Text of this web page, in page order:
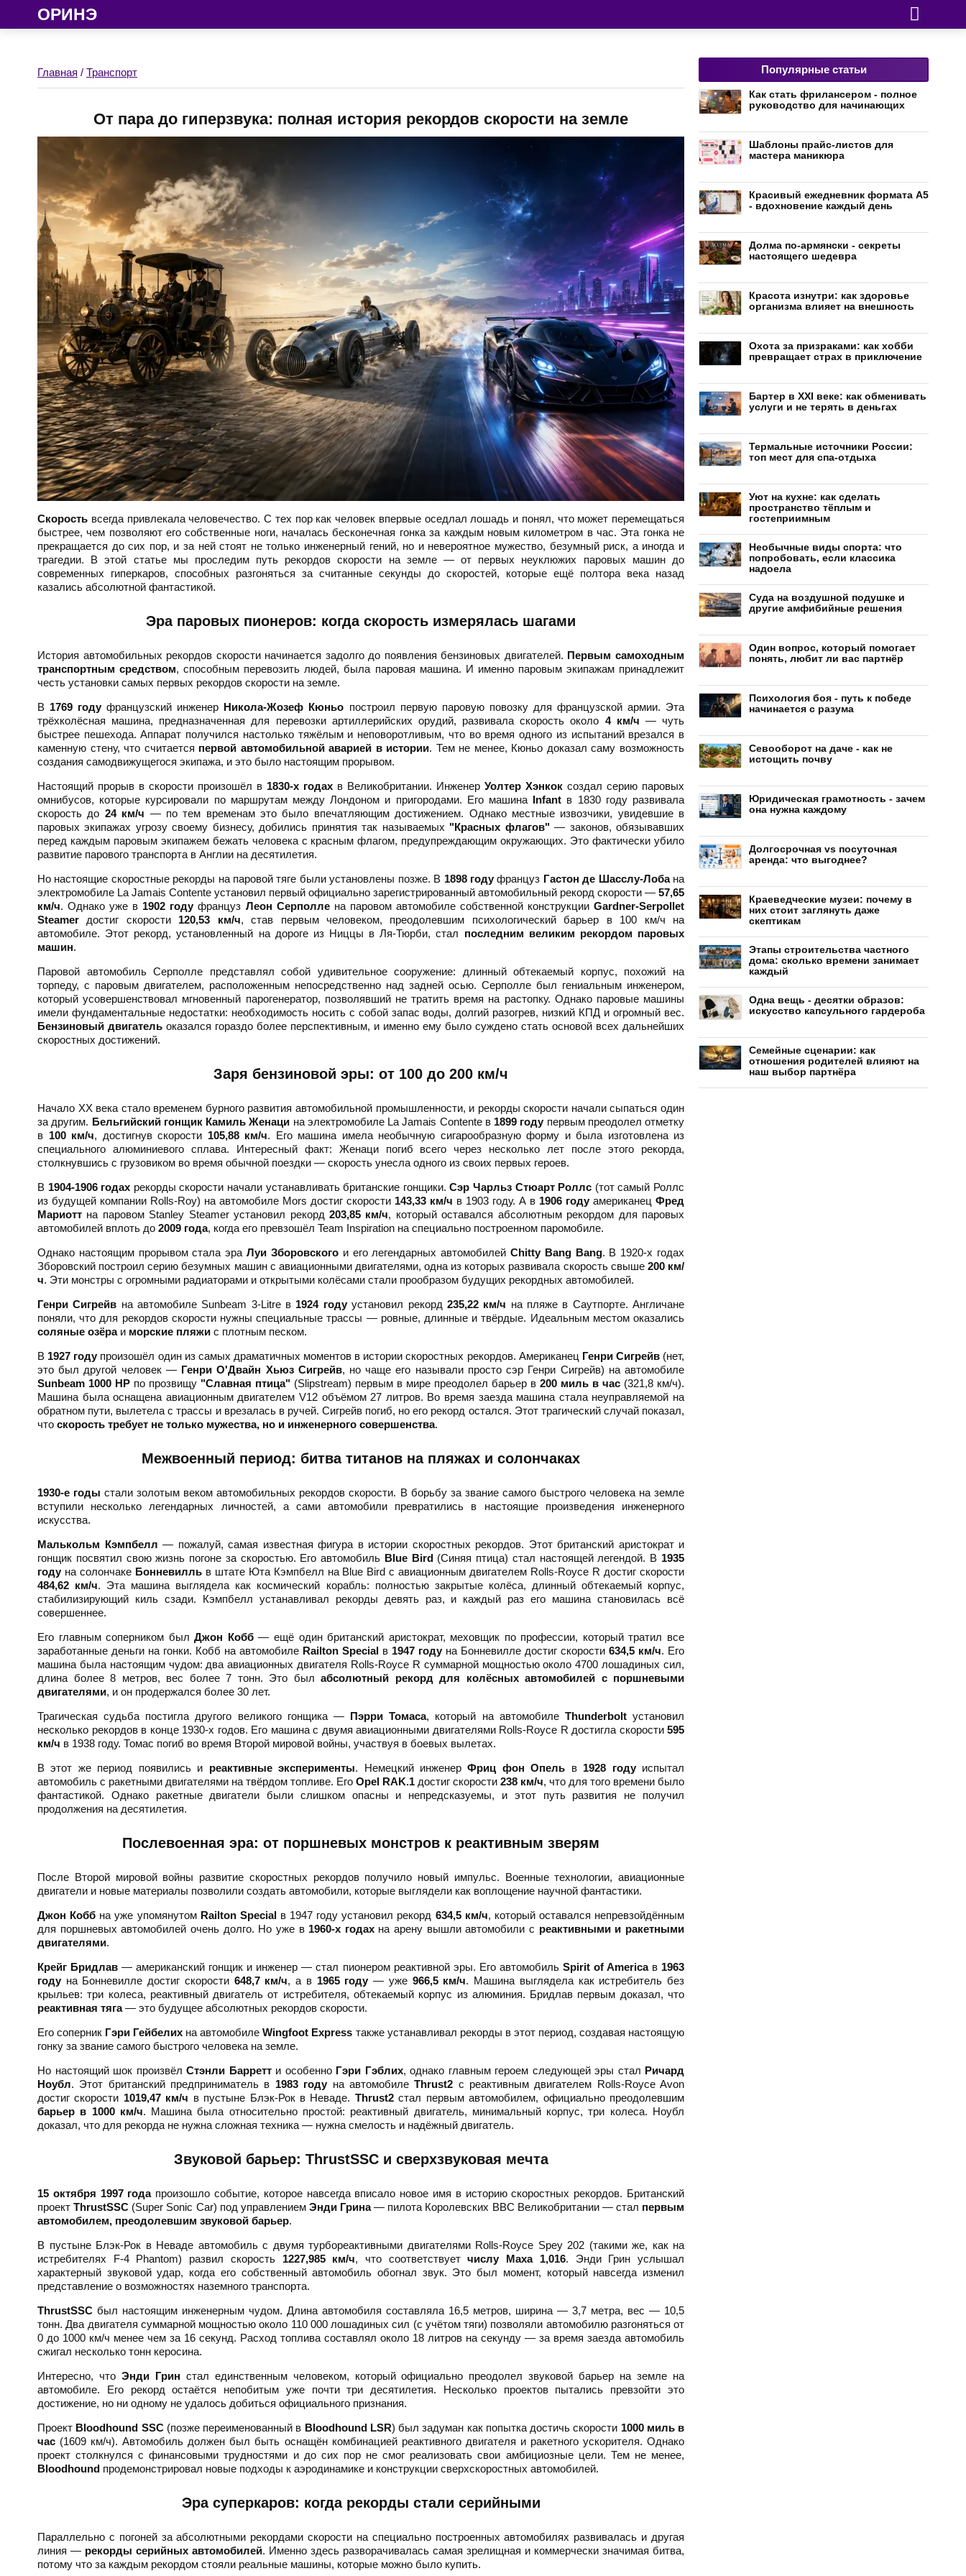
ОРИНЭ
Главная / Транспорт
От пара до гиперзвука: полная история рекордов скорости на земле
Скорость всегда привлекала человечество. С тех пор как человек впервые оседлал лошадь и понял, что может перемещаться
быстрее, чем позволяют его собственные ноги, началась бесконечная гонка за каждым новым километром в час. Эта гонка не
прекращается до сих пор, и за ней стоят не только инженерный гений, но и невероятное мужество, безумный риск, а иногда и
трагедии. В этой статье мы проследим путь рекордов скорости на земле — от первых неуклюжих паровых машин до
современных гиперкаров, способных разгоняться за считанные секунды до скоростей, которые ещё полтора века назад
казались абсолютной фантастикой.
Эра паровых пионеров: когда скорость измерялась шагами
История автомобильных рекордов скорости начинается задолго до появления бензиновых двигателей. Первым самоходным
транспортным средством, способным перевозить людей, была паровая машина. И именно паровым экипажам принадлежит
честь установки самых первых рекордов скорости на земле.
В 1769 году французский инженер Никола-Жозеф Кюньо построил первую паровую повозку для французской армии. Эта
трёхколёсная машина, предназначенная для перевозки артиллерийских орудий, развивала скорость около 4 км/ч — чуть
быстрее пешехода. Аппарат получился настолько тяжёлым и неповоротливым, что во время одного из испытаний врезался в
каменную стену, что считается первой автомобильной аварией в истории. Тем не менее, Кюньо доказал саму возможность
создания самодвижущегося экипажа, и это было настоящим прорывом.
Настоящий прорыв в скорости произошёл в 1830-х годах в Великобритании. Инженер Уолтер Хэнкок создал серию паровых
омнибусов, которые курсировали по маршрутам между Лондоном и пригородами. Его машина Infant в 1830 году развивала
скорость до 24 км/ч — по тем временам это было впечатляющим достижением. Однако местные извозчики, увидевшие в
паровых экипажах угрозу своему бизнесу, добились принятия так называемых "Красных флагов" — законов, обязывавших
перед каждым паровым экипажем бежать человека с красным флагом, предупреждающим окружающих. Это фактически убило
развитие парового транспорта в Англии на десятилетия.
Но настоящие скоростные рекорды на паровой тяге были установлены позже. В 1898 годуфранцуз Гастон де Шасслу-Лобана
электромобиле La Jamais Contente установил первый официально зарегистрированный автомобильный рекорд скорости — 57,65
км/ч. Однако уже в 1902 году француз Леон Серполлена паровом автомобиле собственной конструкцииGardner-Serpollet
Steamer достиг скорости 120,53 км/ч, став первым человеком, преодолевшим психологический барьер в 100 км/ч на
автомобиле. Этот рекорд, установленный на дороге из Ниццы в Ля-Тюрби, стал последним великим рекордом паровых
машин.
Паровой автомобиль Серполле представлял собой удивительное сооружение: длинный обтекаемый корпус, похожий на
торпеду, с паровым двигателем, расположенным непосредственно над задней осью. Серполле был гениальным инженером,
который усовершенствовал мгновенный парогенератор, позволявший не тратить время на растопку. Однако паровые машины
имели фундаментальные недостатки: необходимость носить с собой запас воды, долгий разогрев, низкий КПД и огромный вес.
Бензиновый двигатель оказался гораздо более перспективным, и именно ему было суждено стать основой всех дальнейших
скоростных достижений.
Заря бензиновой эры: от 100 до 200 км/ч
Начало XX века стало временем бурного развития автомобильной промышленности, и рекорды скорости начали сыпаться один
за другим. Бельгийский гонщик Камиль Женаци на электромобиле La Jamais Contente в 1899 году первым преодолел отметку
в 100 км/ч, достигнув скорости 105,88 км/ч. Его машина имела необычную сигарообразную форму и была изготовлена из
специального алюминиевого сплава. Интересный факт: Женаци погиб всего через несколько лет после этого рекорда,
столкнувшись с грузовиком во время обычной поездки — скорость унесла одного из своих первых героев.
В 1904-1906 годах рекорды скорости начали устанавливать британские гонщики.Сэр Чарльз Стюарт Роллс (тот самый Роллс
из будущей компании Rolls-Roy) на автомобиле Mors достиг скорости 143,33 км/ч в 1903 году. А в 1906 году американец Фред
Мариотт на паровом Stanley Steamer установил рекорд 203,85 км/ч, который оставался абсолютным рекордом для паровых
автомобилей вплоть до 2009 года, когда его превзошёл Team Inspiration на специально построенном паромобиле.
Однако настоящим прорывом стала эраЛуи Зборовскогои его легендарных автомобилей Chitty Bang Bang. В 1920-х годах
Зборовский построил серию безумных машин с авиационными двигателями, одна из которых развивала скорость свыше 200 км/
ч. Эти монстры с огромными радиаторами и открытыми колёсами стали прообразом будущих рекордных автомобилей.
Генри Сигрейв на автомобиле Sunbeam 3-Litre в 1924 годуустановил рекорд 235,22 км/ч на пляже в Саутпорте. Англичане
поняли, что для рекордов скорости нужны специальные трассы — ровные, длинные и твёрдые. Идеальным местом оказались
соляные озёраи морские пляжи с плотным песком.
В 1927 году произошёл один из самых драматичных моментов в истории скоростных рекордов. Американец Генри Сигрейв(нет,
это был другой человек — Генри О'Двайн Хьюз Сигрейв, но чаще его называли просто сэр Генри Сигрейв) на автомобиле
Sunbeam 1000 HP по прозвищу "Славная птица" (Slipstream) первым в мире преодолел барьер в 200 миль в час (321,8 км/ч).
Машина была оснащена авиационным двигателем V12 объёмом 27 литров. Во время заезда машина стала неуправляемой на
обратном пути, вылетела с трассы и врезалась в ручей. Сигрейв погиб, но его рекорд остался. Этот трагический случай показал,
что скорость требует не только мужества, но и инженерного совершенства.
Межвоенный период: битва титанов на пляжах и солончаках
1930-е годы стали золотым веком автомобильных рекордов скорости. В борьбу за звание самого быстрого человека на земле
вступили несколько легендарных личностей, а сами автомобили превратились в настоящие произведения инженерного
искусства.
Малькольм Кэмпбелл — пожалуй, самая известная фигура в истории скоростных рекордов. Этот британский аристократ и
гонщик посвятил свою жизнь погоне за скоростью. Его автомобиль Blue Bird(Синяя птица) стал настоящей легендой. В 1935
году на солончаке Бонневилльв штате Юта Кэмпбелл на Blue Bird с авиационным двигателем Rolls-Royce R достиг скорости
484,62 км/ч. Эта машина выглядела как космический корабль: полностью закрытые колёса, длинный обтекаемый корпус,
стабилизирующий киль сзади. Кэмпбелл устанавливал рекорды девять раз, и каждый раз его машина становилась всё
совершеннее.
Его главным соперником былДжон Кобб— ещё один британский аристократ, меховщик по профессии, который тратил все
заработанные деньги на гонки. Кобб на автомобиле Railton Special в 1947 году на Бонневилле достиг скорости 634,5 км/ч. Его
машина была настоящим чудом: два авиационных двигателя Rolls-Royce R суммарной мощностью около 4700 лошадиных сил,
длина более 8 метров, вес более 7 тонн. Это был абсолютный рекорд для колёсных автомобилей с поршневыми
двигателями, и он продержался более 30 лет.
Трагическая судьба постигла другого великого гонщика — Пэрри Томаса, который на автомобиле Thunderboltустановил
несколько рекордов в конце 1930-х годов. Его машина с двумя авиационными двигателями Rolls-Royce R достигла скорости 595
км/ч в 1938 году. Томас погиб во время Второй мировой войны, участвуя в боевых вылетах.
В этот же период появились и реактивные эксперименты. Немецкий инженерФриц фон Опель в 1928 годуиспытал
автомобиль с ракетными двигателями на твёрдом топливе. Его Opel RAK.1 достиг скорости 238 км/ч, что для того времени было
фантастикой. Однако ракетные двигатели были слишком опасны и непредсказуемы, и этот путь развития не получил
продолжения на десятилетия.
Послевоенная эра: от поршневых монстров к реактивным зверям
После Второй мировой войны развитие скоростных рекордов получило новый импульс. Военные технологии, авиационные
двигатели и новые материалы позволили создать автомобили, которые выглядели как воплощение научной фантастики.
Джон Кобб на уже упомянутом Railton Specialв 1947 году установил рекорд 634,5 км/ч, который оставался непревзойдённым
для поршневых автомобилей очень долго. Но уже в 1960-х годахна арену вышли автомобили с реактивными и ракетными
двигателями.
Крейг Бридлав — американский гонщик и инженер — стал пионером реактивной эры. Его автомобиль Spirit of Americaв 1963
году на Бонневилле достиг скорости 648,7 км/ч, а в 1965 году — уже 966,5 км/ч. Машина выглядела как истребитель без
крыльев: три колеса, реактивный двигатель от истребителя, обтекаемый корпус из алюминия. Бридлав первым доказал, что
реактивная тяга— это будущее абсолютных рекордов скорости.
Его соперник Гэри Гейбелих на автомобилеWingfoot Express также устанавливал рекорды в этот период, создавая настоящую
гонку за звание самого быстрого человека на земле.
Но настоящий шок произвёл Стэнли Барретти особенно Гэри Гэблих, однако главным героем следующей эры стал Ричард
Ноубл. Этот британский предприниматель в 1983 году на автомобилеThrust2 с реактивным двигателем Rolls-Royce Avon
достиг скорости 1019,47 км/ч в пустыне Блэк-Рок в Неваде. Thrust2стал первым автомобилем, официально преодолевшим
барьер в 1000 км/ч. Машина была относительно простой: реактивный двигатель, минимальный корпус, три колеса. Ноубл
доказал, что для рекорда не нужна сложная техника — нужна смелость и надёжный двигатель.
Звуковой барьер: ThrustSSC и сверхзвуковая мечта
15 октября 1997 годапроизошло событие, которое навсегда вписало новое имя в историю скоростных рекордов. Британский
проектThrustSSC (Super Sonic Car) под управлением Энди Грина— пилота Королевских ВВС Великобритании — стал первым
автомобилем, преодолевшим звуковой барьер.
В пустыне Блэк-Рок в Неваде автомобиль с двумя турбореактивными двигателями Rolls-Royce Spey 202 (такими же, как на
истребителях F-4 Phantom) развил скорость 1227,985 км/ч, что соответствуетчислу Маха 1,016. Энди Грин услышал
характерный звуковой удар, когда его собственный автомобиль обогнал звук. Это был момент, который навсегда изменил
представление о возможностях наземного транспорта.
ThrustSSC был настоящим инженерным чудом. Длина автомобиля составляла 16,5 метров, ширина — 3,7 метра, вес — 10,5
тонн. Два двигателя суммарной мощностью около 110 000 лошадиных сил (с учётом тяги) позволяли автомобилю разгоняться от
0 до 1000 км/ч менее чем за 16 секунд. Расход топлива составлял около 18 литров на секунду — за время заезда автомобиль
сжигал несколько тонн керосина.
Интересно, что Энди Грин стал единственным человеком, который официально преодолел звуковой барьер на земле на
автомобиле. Его рекорд остаётся непобитым уже почти три десятилетия. Несколько проектов пытались превзойти это
достижение, но ни одному не удалось добиться официального признания.
Проект Bloodhound SSC(позже переименованный в Bloodhound LSR) был задуман как попытка достичь скорости 1000 миль в
час (1609 км/ч). Автомобиль должен был быть оснащён комбинацией реактивного двигателя и ракетного ускорителя. Однако
проект столкнулся с финансовыми трудностями и до сих пор не смог реализовать свои амбициозные цели. Тем не менее,
Bloodhound продемонстрировал новые подходы к аэродинамике и конструкции сверхскоростных автомобилей.
Эра суперкаров: когда рекорды стали серийными
Параллельно с погоней за абсолютными рекордами скорости на специально построенных автомобилях развивалась и другая
линия — рекорды серийных автомобилей. Именно здесь разворачивалась самая зрелищная и коммерчески значимая битва,
потому что за каждым рекордом стояли реальные машины, которые можно было купить.
Популярные статьи
Как стать фрилансером - полное
руководство для начинающих
Шаблоны прайс-листов для
мастера маникюра
Красивый ежедневник формата А5
- вдохновение каждый день
Долма по-армянски - секреты
настоящего шедевра
Красота изнутри: как здоровье
организма влияет на внешность
Охота за призраками: как хобби
превращает страх в приключение
Бартер в XXI веке: как обменивать
услуги и не терять в деньгах
Термальные источники России:
топ мест для спа-отдыха
Уют на кухне: как сделать
пространство тёплым и
гостеприимным
Необычные виды спорта: что
попробовать, если классика
надоела
Суда на воздушной подушке и
другие амфибийные решения
Один вопрос, который помогает
понять, любит ли вас партнёр
Психология боя - путь к победе
начинается с разума
Севооборот на даче - как не
истощить почву
Юридическая грамотность - зачем
она нужна каждому
Долгосрочная vs посуточная
аренда: что выгоднее?
Краеведческие музеи: почему в
них стоит заглянуть даже
скептикам
Этапы строительства частного
дома: сколько времени занимает
каждый
Одна вещь - десятки образов:
искусство капсульного гардероба
Семейные сценарии: как
отношения родителей влияют на
наш выбор партнёра